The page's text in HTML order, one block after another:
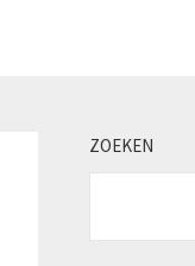
ZOEKEN